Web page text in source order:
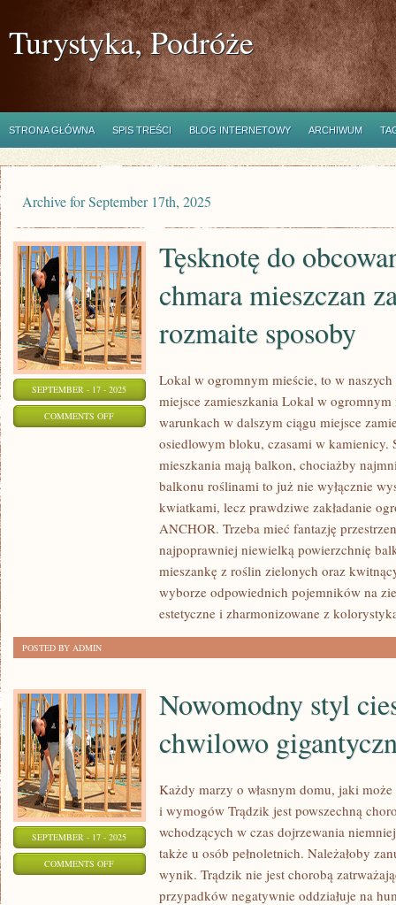
Turystyka, Podróże
STRONA GŁÓWNA SPIS TREŚCI BLOG INTERNETOWY ARCHIWUM
Archive for September 17th, 2025
SEPTEMBER - 17 - 2025
COMMENTS OFFON
OBCOWANIA
MIESZCZAN
ZASPOKAJA
NA
ROZMAITE
Tęsknotę do
chmara mieszczan
rozmaite sposoby
Lokal w ogromnym mieście, to w
miejsce zamieszkania Lokal w ogromnym
warunkach w dalszym ciągu miejsce
osiedlowym bloku, czasami w kamienicy.
mieszkania mają balkon, chociażby
balkonu roślinami to już nie wyłącznie
kwiatkami, lecz prawdziwe zakładanie
ANCHOR. Trzeba mieć fantazję
najpoprawniej niewielką powierzchnię
mieszankę z roślin zielonych oraz
wyborze odpowiednich pojemników na
estetyczne i zharmonizowane z
POSTED BY ADMIN
SEPTEMBER - 17 - 2025
COMMENTS OFFON
NOWOMODNY
Nowomodny styl
chwilowo
Każdy marzy o własnym domu, jaki
i wymogów Trądzik jest powszechną
wchodzących w czas dojrzewania
także u osób pełnoletnich. Należałoby
wynik. Trądzik nie jest chorobą
przypadków negatywnie oddziałuje na